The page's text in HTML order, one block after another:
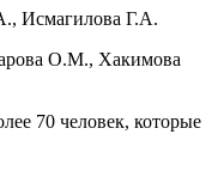
Исмагилова Г.А.
О.М., Хакимова
70 человек, которые